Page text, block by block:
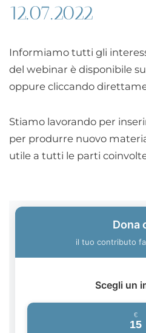
12.07.2022
Informiamo tutti gli
del webinar è disponibile
oppure cliccando
Stiamo lavorando per
per produrre nuovo
utile a tutti le parti